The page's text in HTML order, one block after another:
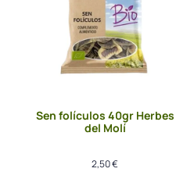
Sen folículos 40gr Herbes
del Molí
2,50€